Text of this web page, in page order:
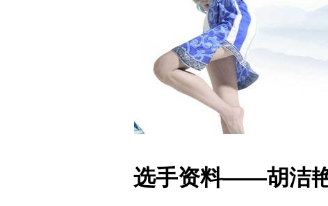
选手资料——胡洁